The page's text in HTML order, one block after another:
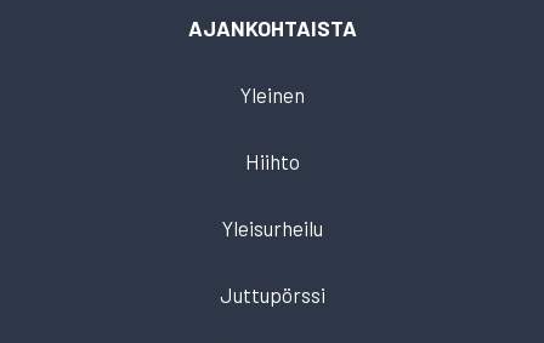
AJANKOHTAISTA
Yleinen
Hiihto
Yleisurheilu
Juttupörssi